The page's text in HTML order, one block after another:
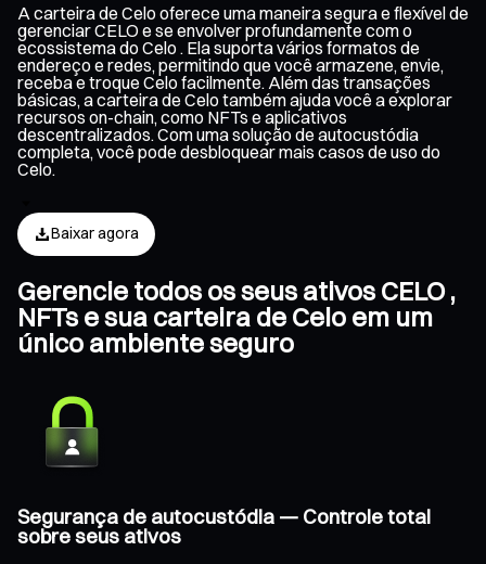
A carteira de Celo oferece uma maneira segura e flexível de
gerenciar CELO e se envolver profundamente com o
ecossistema do Celo . Ela suporta vários formatos de
endereço e redes, permitindo que você armazene, envie,
receba e troque Celo facilmente. Além das transações
básicas, a carteira de Celo também ajuda você a explorar
recursos on-chain, como NFTs e aplicativos
descentralizados. Com uma solução de autocustódia
completa, você pode desbloquear mais casos de uso do
Celo.
Baixar agora
Gerencie todos os seus ativos CELO ,
NFTs e sua carteira de Celo em um
único ambiente seguro
Segurança de autocustódia — Controle total
sobre seus ativos